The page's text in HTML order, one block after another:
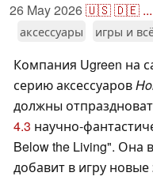
26 May 2026🇺🇸🇩🇪 ...
аксессуары игры и
Компания Ugreen на
серию аксессуаров
должны
4.3 научно-
Below the Living". Она
добавит в игру новые